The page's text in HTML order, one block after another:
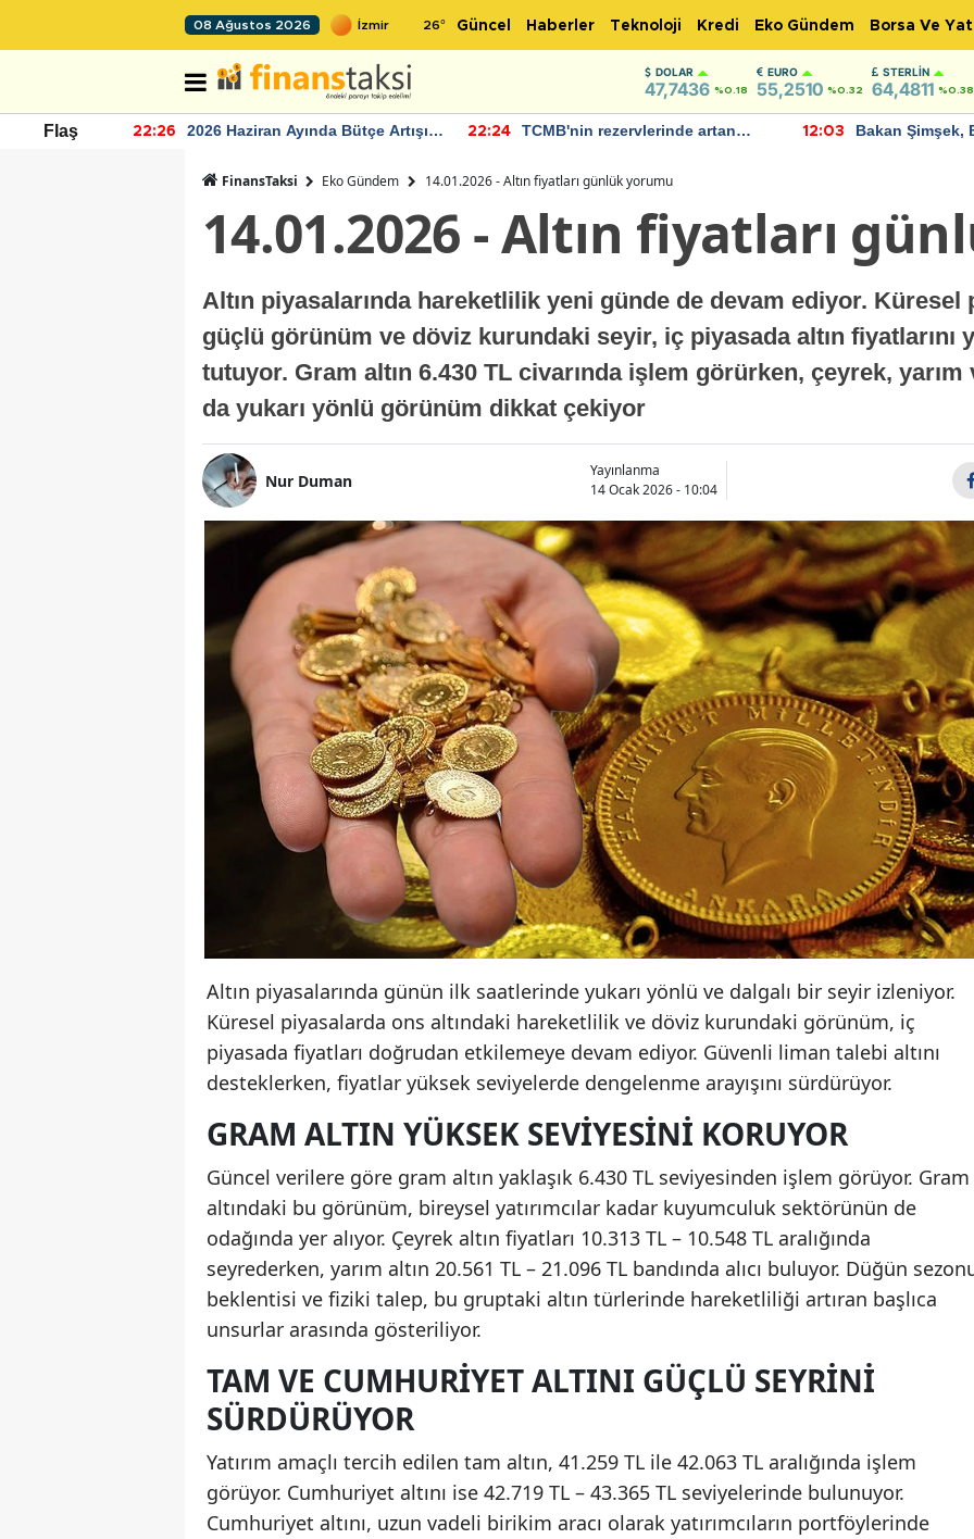
08 Ağustos 2026 26° Güncel Haberler Teknoloji Kredi Eko Gündem Borsa Ve
DOLAR
47,7436 %0.18
EURO
55,2510 %0.32
STERLIN
64,4811 %0.38
Flaş 22:26
2026 Haziran Ayında Bütçe Artışı
22:24
TCMB'nin rezervlerinde artan
12:03
Bakan Şimşek,
FinansTaksi Eko Gündem 14.01.2026 - Altın fiyatları günlük yorumu
14.01.2026 - Altın fiyatları
Altın piyasalarında hareketlilik yeni günde de devam ediyor. Küresel
güçlü görünüm ve döviz kurundaki seyir, iç piyasada altın fiyatlarını
tutuyor. Gram altın 6.430 TL civarında işlem görürken, çeyrek, yarım
da yukarı yönlü görünüm dikkat çekiyor
Nur Duman
Yayınlanma
14 Ocak 2026 - 10:04
Altın piyasalarında günün ilk saatlerinde yukarı yönlü ve dalgalı bir seyir izleniyor.
Küresel piyasalarda ons altındaki hareketlilik ve döviz kurundaki görünüm, iç
piyasada fiyatları doğrudan etkilemeye devam ediyor. Güvenli liman talebi altını
desteklerken, fiyatlar yüksek seviyelerde dengelenme arayışını sürdürüyor.
GRAM ALTIN YÜKSEK SEVIYESINI KORUYOR
Güncel verilere göre gram altın yaklaşık 6.430 TL seviyesinden işlem görüyor. Gram
altındaki bu görünüm, bireysel yatırımcılar kadar kuyumculuk sektörünün de
odağında yer alıyor. Çeyrek altın fiyatları 10.313 TL – 10.548 TL aralığında
seyrederken, yarım altın 20.561 TL – 21.096 TL bandında alıcı buluyor. Düğün
beklentisi ve fiziki talep, bu gruptaki altın türlerinde hareketliliği artıran başlıca
unsurlar arasında gösteriliyor.
TAM VE CUMHURIYET ALTINI GÜÇLÜ SEYRINI
SÜRDÜRÜYOR
Yatırım amaçlı tercih edilen tam altın, 41.259 TL ile 42.063 TL aralığında işlem
görüyor. Cumhuriyet altını ise 42.719 TL – 43.365 TL seviyelerinde bulunuyor.
Cumhuriyet altını, uzun vadeli birikim aracı olarak yatırımcıların portföylerinde